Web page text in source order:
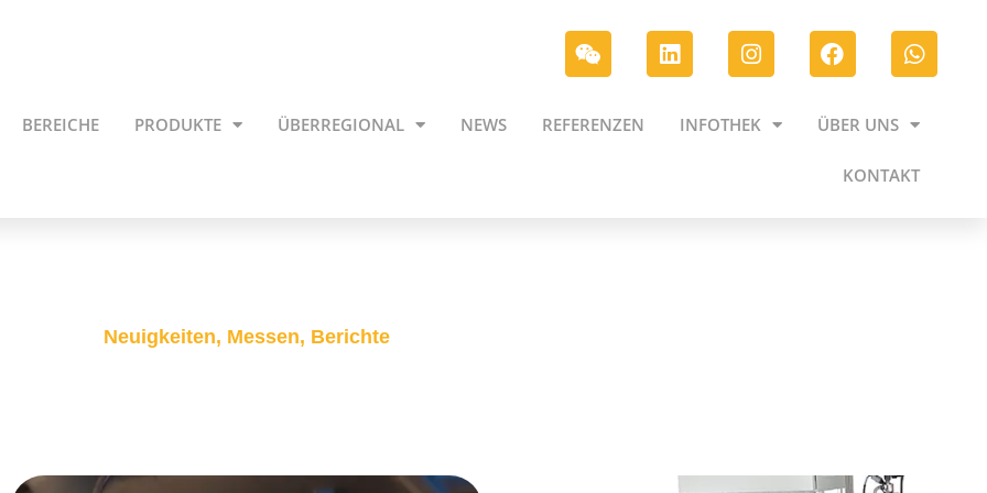
BEREICHE PRODUKTE ÜBERREGIONAL NEWS REFERENZEN INFOTHEK ÜBER UNS
KONTAKT
Neuigkeiten, Messen, Berichte